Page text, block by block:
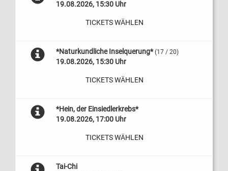
19.08.2026, 15:30 Uhr
TICKETS WÄHLEN
*Naturkundliche Inselquerung* (17 / 20)
19.08.2026, 15:30 Uhr
TICKETS WÄHLEN
*Hein, der Einsiedlerkrebs*
19.08.2026, 17:00 Uhr
TICKETS WÄHLEN
Tai-Chi